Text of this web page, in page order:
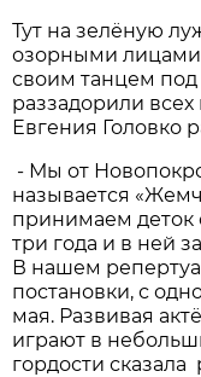
Тут на зелёную
озорными лицами
своим танцем
раззадорили всех
Евгения Головко
- Мы от
называется
принимаем деток
три года и в ней
В нашем
постановки, с
мая. Развивая
играют в
гордости сказала